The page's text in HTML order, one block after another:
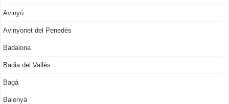
Avinyó
Avinyonet del Penedès
Badalona
Badia del Vallès
Bagà
Balenyà